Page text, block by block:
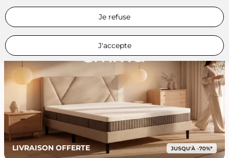
LE MEILLEUR DE LA GAMME
LIVRAISON OFFERTE
Je refuse
J'accepte